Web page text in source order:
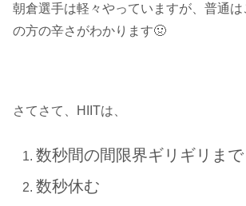
朝倉選手は軽々やっていますが、普通
の方の辛さがわかります🤢
さてさて、HIITは、
数秒間の間限界ギリギリま
数秒休む